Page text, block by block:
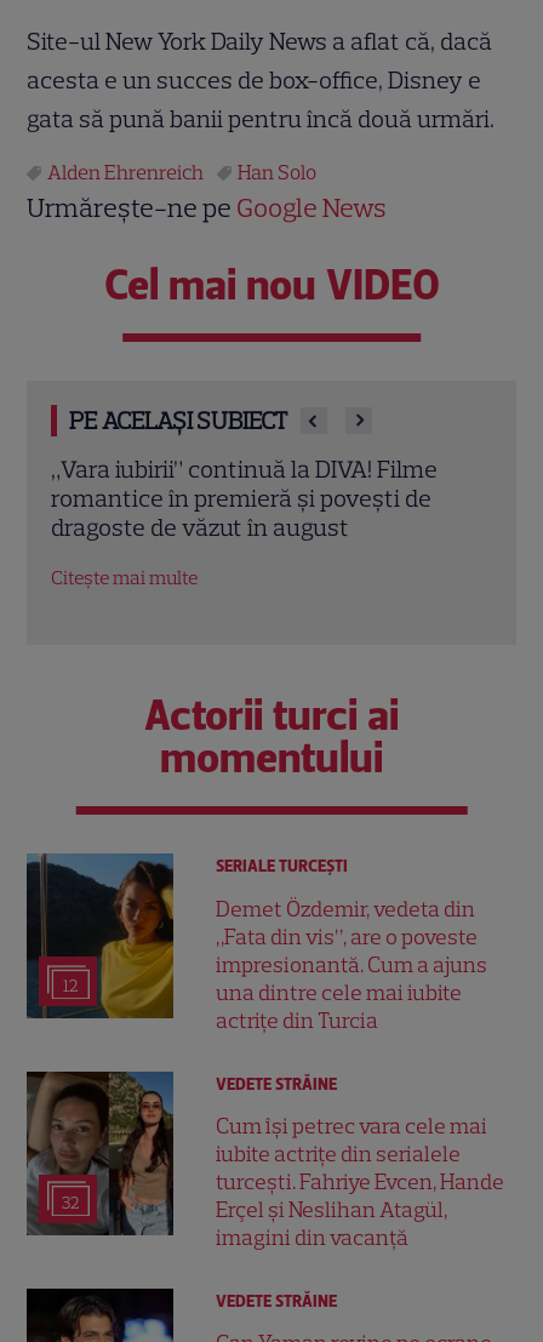
Site-ul New York Daily News a aflat că, dacă
acesta e un succes de box-office, Disney e
gata să pună banii pentru încă două urmări.
Alden Ehrenreich Han Solo
Urmărește-ne pe Google News
Cel mai nou VIDEO
PE ACELAȘI SUBIECT
Eva Pavel a început filmările pentru noul
sezon „Apel la consilier”. Ce pregătește
la Kanal D
Citește mai multe
Actorii turci ai
momentului
12
SERIALE TURCEŞTI
Demet Özdemir, vedeta din
„Fata din vis”, are o poveste
impresionantă. Cum a ajuns
una dintre cele mai iubite
actrițe din Turcia
32
VEDETE STRĂINE
Cum își petrec vara cele mai
iubite actrițe din serialele
turcești. Fahriye Evcen, Hande
Erçel și Neslihan Atagül,
imagini din vacanță
VEDETE STRĂINE